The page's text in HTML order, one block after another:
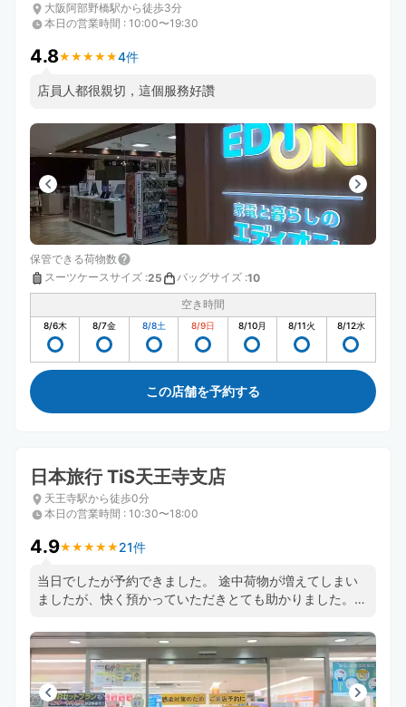
大阪阿部野橋駅から徒歩3分
本日の営業時間 : 10:00〜19:30
4.8★ ★ ★ ★ ★
★ ★ ★ ★ ★ 4件
店員人都很親切，這個服務好讚
保管できる荷物数
スーツケースサイズ :25 バッグサイズ :10
空き時間
8/6木 8/7金 8/8土 8/9日 8/10月 8/11火 8/12水
この店舗を予約する
日本旅行 TiS天王寺支店
天王寺駅から徒歩0分
本日の営業時間 : 10:30〜18:00
4.9★ ★ ★ ★ ★
★ ★ ★ ★ ★ 21件
当日でしたが予約できました。 途中荷物が増えてしまい
ましたが、快く預かっていただきとても助かりました。
た。 またお願いします。